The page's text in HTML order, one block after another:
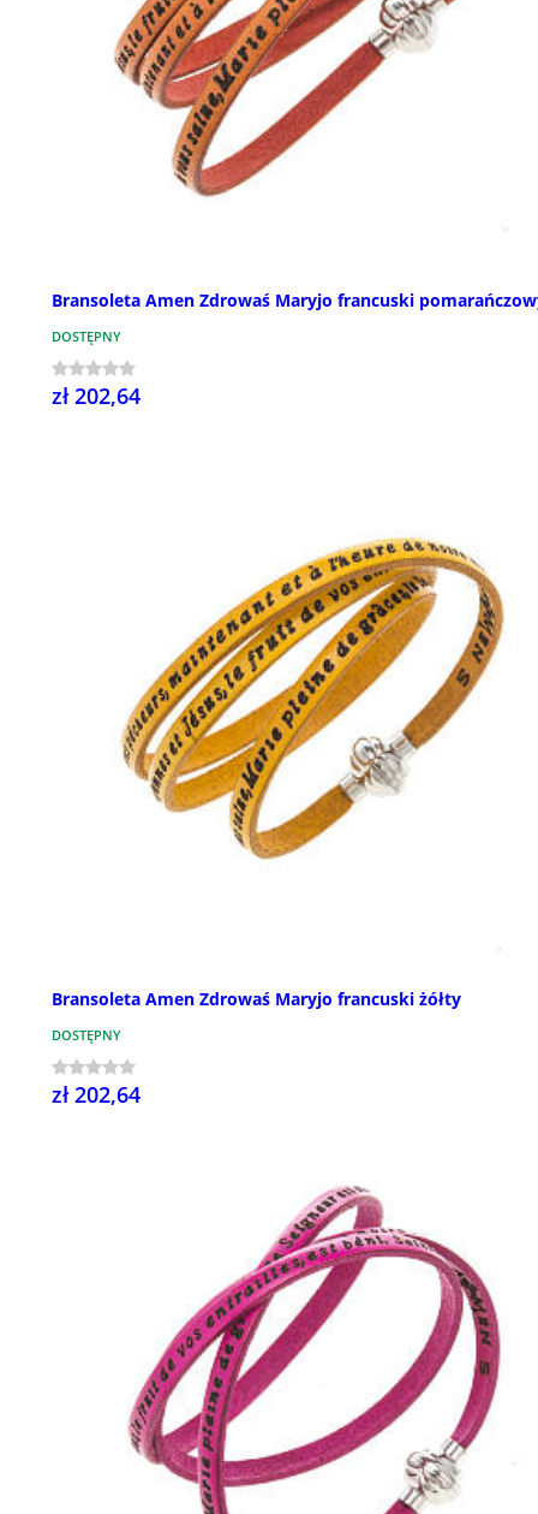
Bransoleta Amen Zdrowaś Maryjo francuski
DOSTĘPNY
zł 202,64
Bransoleta Amen Zdrowaś Maryjo francuski żółty
DOSTĘPNY
zł 202,64